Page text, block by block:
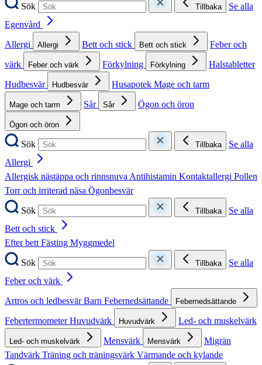
Sök
Tillbaka
Se alla
Egenvård
Allergi
Allergi Bett och stick Bett och stick
Feber och
värk
Feber och värk Förkylning Förkylning
Halstabletter
Hudbesvär
Hudbesvär Husapotek Mage och tarm
Mage och tarm Sår Sår Ögon och öron
Ögon och öron
Sök Tillbaka
Se alla
Allergi
Allergisk nästäppa och rinnsnuvaAntihistamin Kontaktallergi Pollen
Torr och irriterad näsa Ögonbesvär
Sök
Tillbaka
Se alla
Bett och stick
Efter bettFästing Myggmedel
Sök
Tillbaka
Se alla
Feber och värk
Artros och ledbesvärBarn Febernedsättande Febernedsättande
FebertermometerHuvudvärk Huvudvärk Led- och muskelvärk
Led- och muskelvärk Mensvärk Mensvärk
Migrän
Tandvärk Träning och träningsvärk Värmande och kylande